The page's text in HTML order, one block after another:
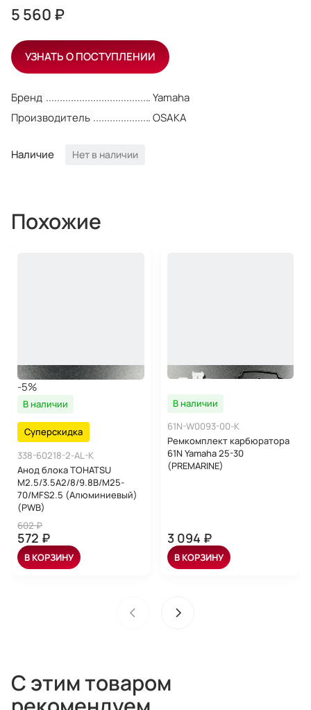
Бренд
Yamaha
Производитель
OSAKA
Наличие Нет в наличии
5 560 ₽
УЗНАТЬ О ПОСТУПЛЕНИИ
Похожие
-5%
В наличии
Суперскидка
338-60218-2-AL-K
Анод блока TOHATSU
M2.5/3.5A2/8/9.8B/M25-
70/MFS2.5 (Алюминиевый)
(PWB)
602 ₽
572 ₽
В КОРЗИНУ
В наличии
61N-W0093-00-K
Ремкомплект карбюратора
61N Yamaha 25-30
(PREMARINE)
3 094 ₽
В КОРЗИНУ
С этим товаром